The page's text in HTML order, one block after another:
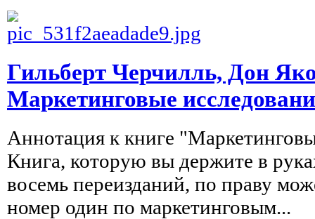
Гильберт Черчилль, Дон
Маркетинговые
Аннотация к книге
Книга, которую вы держите в
восемь переизданий, по праву
номер один по маркетинговым...